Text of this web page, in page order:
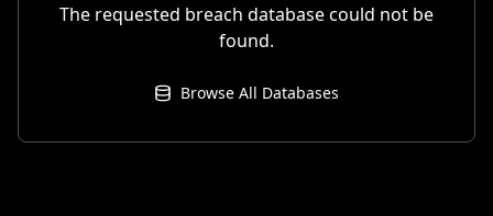
The requested breach database could not be
found.
Browse All Databases